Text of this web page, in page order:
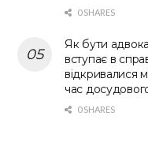
0 SHARES
Як бути
вступає в
відкривалися
час
0 SHARES